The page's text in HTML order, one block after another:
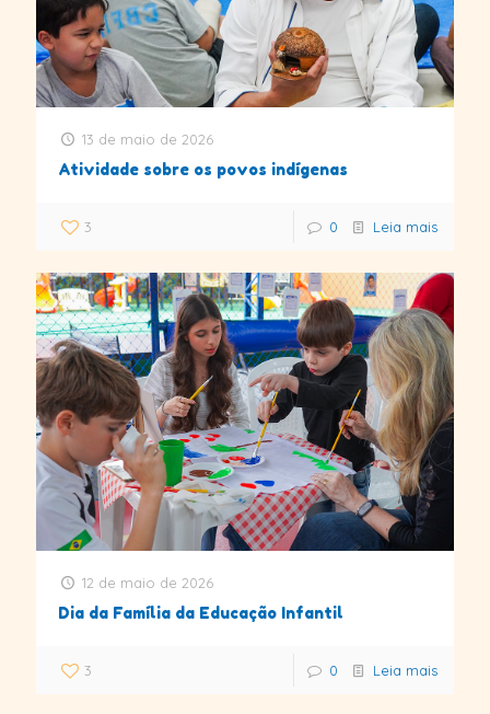
13 de maio de 2026
Atividade sobre os povos indígenas
3 0 Leia mais
12 de maio de 2026
Dia da Família da Educação Infantil
3 0 Leia mais